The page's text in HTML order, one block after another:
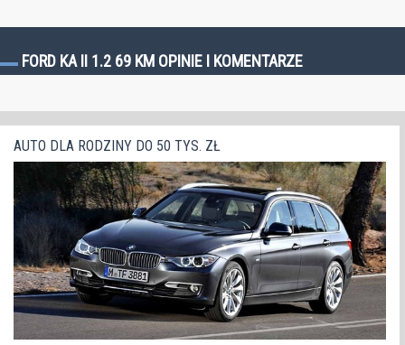
FORD KA II 1.2 69 KM OPINIE I KOMENTARZE
AUTO DLA RODZINY DO 50 TYS. ZŁ